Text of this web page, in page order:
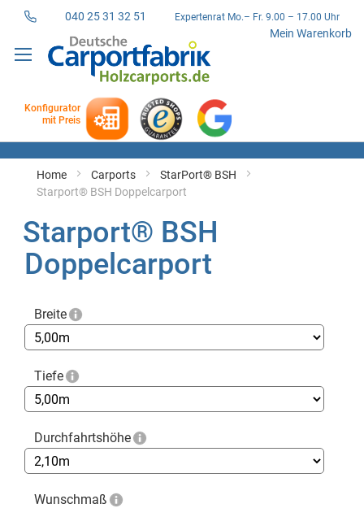
040 25 31 32 51 Expertenrat Mo.– Fr. 9.00 – 17.00 Uhr
Mein Warenkorb
zum
Konfigurator
mit Preis
Home Carports
StarPort® BSH
Starport® BSH Doppelcarport
Starport® BSH
Doppelcarport
Breite
Tiefe
Durchfahrtshöhe
Wunschmaß